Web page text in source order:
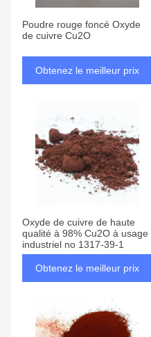
Poudre rouge foncé Oxyde
de cuivre Cu2O
Obtenez le meilleur prix
Oxyde de cuivre de haute
qualité à 98% Cu2O à usage
industriel no 1317-39-1
Obtenez le meilleur prix